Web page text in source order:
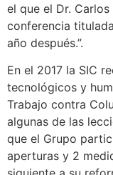
el que el Dr.
conferencia
año después.”.
En el 2017 la SIC
tecnológicos y
Trabajo contra
algunas de las
que el Grupo
aperturas y 2